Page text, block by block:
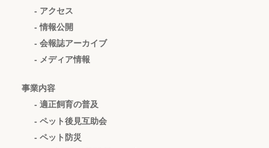
- アクセス
- 情報公開
- 会報誌アーカイブ
- メディア情報
事業内容
- 適正飼育の普及
- ペット後見互助会
- ペット防災